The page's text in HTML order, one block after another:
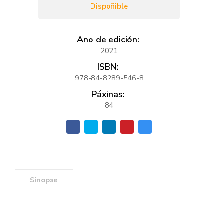
Dispoñible
Ano de edición:
2021
ISBN:
978-84-8289-546-8
Páxinas:
84
Sinopse